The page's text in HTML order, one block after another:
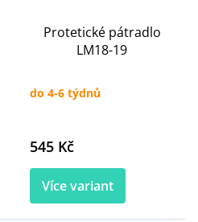
Protetické pátradlo
LM18-19
do 4-6 týdnů
545 Kč
Více variant